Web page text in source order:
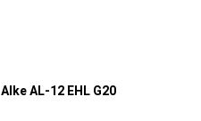
Alke AL-12 EHL G20